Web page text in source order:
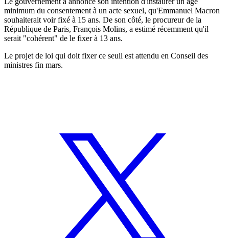
minimum du consentement à un acte sexuel, qu'Emmanuel Macron
souhaiterait voir fixé à 15 ans. De son côté, le procureur de la
République de Paris, François Molins, a estimé récemment qu'il
serait "cohérent" de le fixer à 13 ans.
Le projet de loi qui doit fixer ce seuil est attendu en Conseil des
ministres fin mars.